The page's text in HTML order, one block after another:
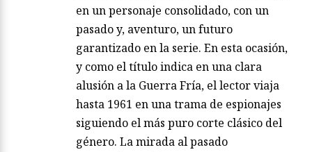
en un personaje consolidado, con un
pasado y, aventuro, un futuro
garantizado en la serie. En esta ocasión,
y como el título indica en una clara
alusión a la Guerra Fría, el lector viaja
hasta 1961 en una trama de espionajes
siguiendo el más puro corte clásico del
género. La mirada al pasado